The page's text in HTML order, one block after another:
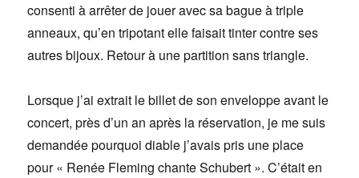
consenti à arrêter de jouer avec sa bague à triple
anneaux, qu’en tripotant elle faisait tinter contre ses
autres bijoux. Retour à une partition sans triangle.
Lorsque j’ai extrait le billet de son enveloppe avant le
concert, près d’un an après la réservation, je me suis
demandée pourquoi diable j’avais pris une place
pour « Renée Fleming chante Schubert ». C’était en